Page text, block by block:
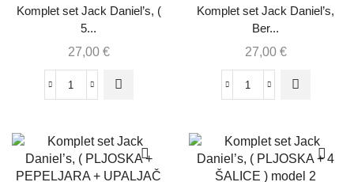
Komplet set Jack Daniel’s, (
5...
27,00 €
Komplet set Jack Daniel’s,
Ber...
27,00 €